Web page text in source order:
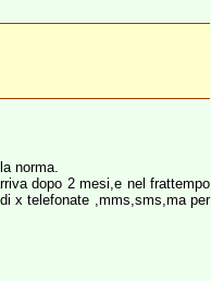
norma.
dopo 2 mesi,e nel frattempo
x telefonate ,mms,sms,ma per